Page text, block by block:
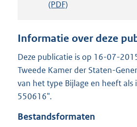
t
e
:
1
(PDF)
Informatie over deze
Deze publicatie is op 16-07-
Tweede Kamer der Staten-
van het type Bijlage en heeft
550616".
Bestandsformaten